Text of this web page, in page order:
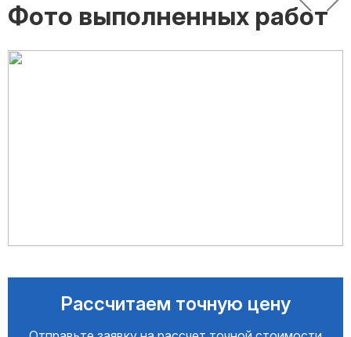
Фото выполненных работ
Рассчитаем точную цену